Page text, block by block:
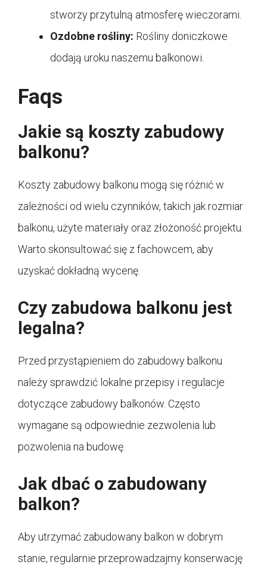
stworzy przytulną atmosferę wieczorami.
Ozdobne rośliny: Rośliny doniczkowe
dodają uroku naszemu balkonowi.
Faqs
Jakie są koszty zabudowy
balkonu?
Koszty zabudowy balkonu mogą się różnić w
zależności od wielu czynników, takich jak rozmiar
balkonu, użyte materiały oraz złożoność projektu.
Warto skonsultować się z fachowcem, aby
uzyskać dokładną wycenę.
Czy zabudowa balkonu jest
legalna?
Przed przystąpieniem do zabudowy balkonu
należy sprawdzić lokalne przepisy i regulacje
dotyczące zabudowy balkonów. Często
wymagane są odpowiednie zezwolenia lub
pozwolenia na budowę.
Jak dbać o zabudowany
balkon?
Aby utrzymać zabudowany balkon w dobrym
stanie, regularnie przeprowadzajmy konserwację